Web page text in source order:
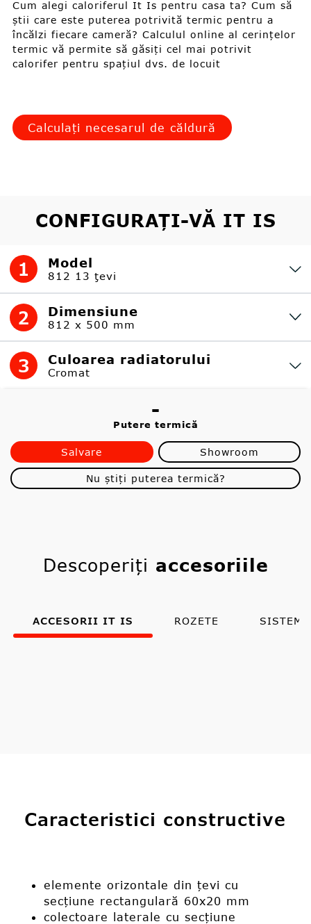
Cum alegi caloriferul It Is pentru casa ta? Cum să
știi care este puterea potrivită termic pentru a
încălzi fiecare cameră? Calculul online al cerințelor
termic vă permite să găsiți cel mai potrivit
calorifer pentru spațiul dvs. de locuit
Calculați necesarul de căldură
CONFIGURAȚI-VĂ IT IS
1 Model
812 13 ţevi
2 Dimensiune
812 x 500 mm
3 Culoarea radiatorului
Cromat
-
Putere termică
Salvare Showroom
Nu știți puterea termică?
Descoperiți accesoriile
ACCESORII IT IS ROZETE
Caracteristici constructive
elemente orizontale din țevi cu
secțiune rectangulară 60x20 mm
colectoare laterale cu secțiune